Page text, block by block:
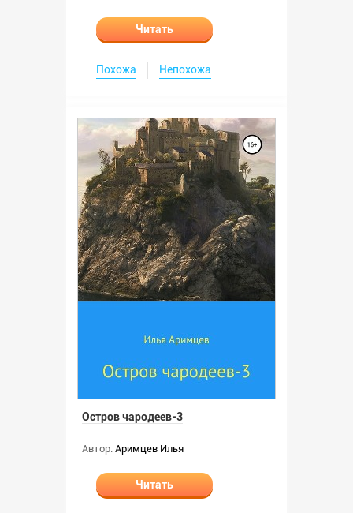
Читать
Похожа Непохожа
Остров чародеев-3
Автор: Аримцев Илья
Читать